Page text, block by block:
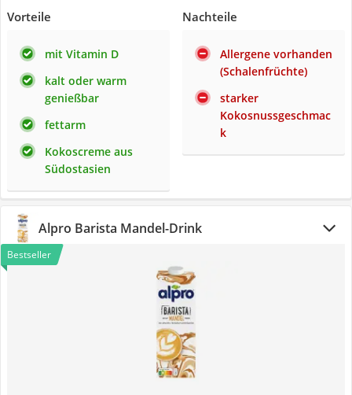
Vorteile
mit Vitamin D
kalt oder warm
genießbar
fettarm
Kokoscreme aus
Südostasien
Nachteile
Allergene vorhanden
(Schalenfrüchte)
starker
Kokosnussgeschmac
k
Alpro Barista Mandel-Drink
Bestseller